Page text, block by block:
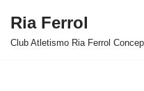
Saltar
Ria Ferrol
Club Atletismo Ria Ferrol